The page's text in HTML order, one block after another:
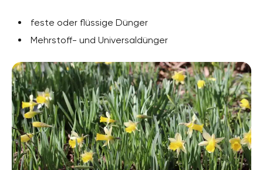
feste oder flüssige Dünger
Mehrstoff- und Universaldünger